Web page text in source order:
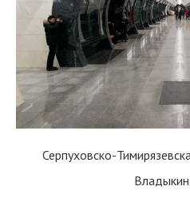
Серпуховско-